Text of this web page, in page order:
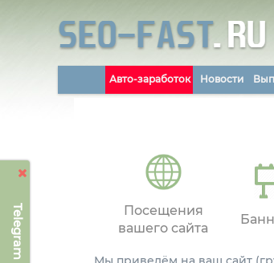
Telegram
Авто-заработок Новости
Посещения
вашего сайта